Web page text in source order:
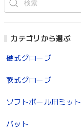
カテゴリから選ぶ
硬式グローブ
軟式グローブ
ソフトボール用ミット
バット